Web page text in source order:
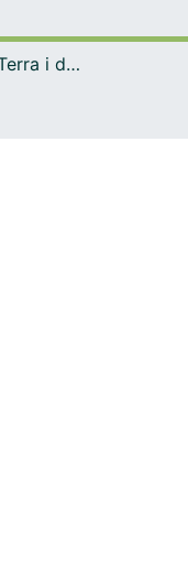
tot el DD
Dinàmica de la Terra i de l'Oceà